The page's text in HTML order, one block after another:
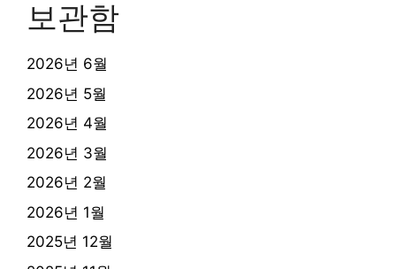
보관함
2026년 6월
2026년 5월
2026년 4월
2026년 3월
2026년 2월
2026년 1월
2025년 12월